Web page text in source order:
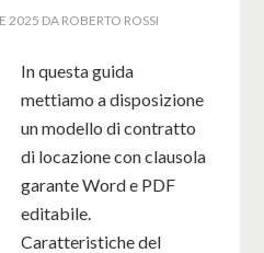
2025 DA ROBERTO ROSSI
In questa guida
mettiamo a disposizione
un modello di contratto
di locazione con clausola
garante Word e PDF
editabile.
Caratteristiche del